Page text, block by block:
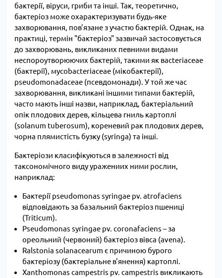
бактерії, віруси, гриби та інші. Так, теоретично,
бактеріоз може охарактеризувати будь-яке
захворювання, пов'язане з участю бактерій. Однак, на
практиці, термін "бактеріоз" зазвичай застосовується
до захворювань, викликаних певними видами
неспороутворюючих бактерій, такими як вacteriaceae
(бактерії), мycobacteriaceae (мікобактерії),
рseudomonadaceae (псевдомонади). У той же час
захворювання, викликані іншими типами бактерій,
часто мають інші назви, наприклад, бактеріальний
опік плодових дерев, кільцева гниль картоплі
(solanum tuberosum), кореневий рак плодових дерев,
чорна плямистість бузку (syringa) та інші.
Бактеріози класифікуються в залежності від
таксономічного виду уражениих ними рослин,
наприклад:
Бактерії pseudomonas syringae pv. atrofaciens
відповідають за базальний бактеріоз пшениці
(Triticum).
Рseudomonas syringae pv. сoronafaciens – за
ореольний (червоний) бактеріоз вівса (avena).
Ralstonia solanacearum є причиною бурого
бактеріозу (бактеріальне в'янення) картоплі.
Xanthomonas campestris pv. campestris викликають